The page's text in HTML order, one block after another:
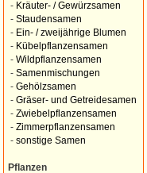
- Kräuter- / Gewürzsamen
- Staudensamen
- Ein- / zweijährige Blumen
- Kübelpflanzensamen
- Wildpflanzensamen
- Samenmischungen
- Gehölzsamen
- Gräser- und Getreidesamen
- Zwiebelpflanzensamen
- Zimmerpflanzensamen
- sonstige Samen
Pflanzen